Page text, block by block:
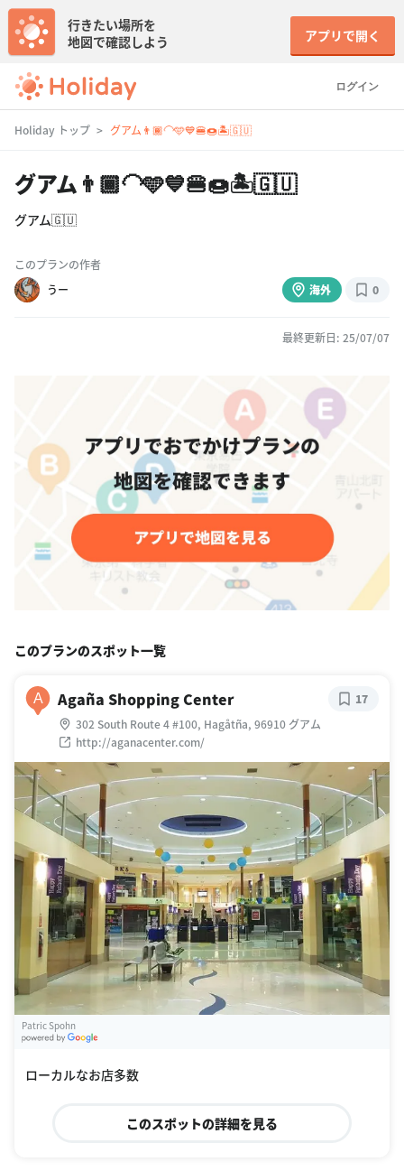
ログイン
行きたい場所を
地図で確認しよう
アプリで開く
Holiday トップ グアム👨🏾‍🦲🩵💙🍔🍩🏝️🇬🇺
グアム👨🏾‍🦲🩵💙🍔🍩🏝️🇬🇺
グアム🇬🇺
このプランの作者
うー
海外 0
最終更新日: 25/07/07
このプランのスポット一覧
A Agaña Shopping Center
302 South Route 4 #100, Hagåtña, 96910 グアム
http://aganacenter.com/
17
Patric Spohn
ローカルなお店多数
このスポットの詳細を見る